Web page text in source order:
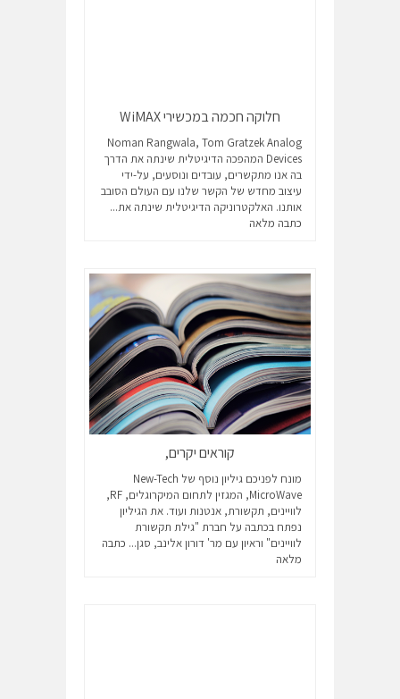
חלוקה חכמה במכשירי WiMAX
Noman Rangwala, Tom Gratzek Analog
Devices המהפכה הדיגיטלית שינתה את הדרך
בה אנו מתקשרים, עובדים ונוסעים, על-ידי
עיצוב מחדש של הקשר שלנו עם העולם הסובב
אותנו. האלקטרוניקה הדיגיטלית שינתה את...
כתבה מלאה
קוראים יקרים,
מונח לפניכם גיליון נוסף של New-Tech
MicroWave, המגזין לתחום המיקרוגלים, RF,
לוויינים, תקשורת, אנטנות ועוד. את הגיליון
נפתח בכתבה על חברת "גילת תקשורת
לוויינים" וראיון עם מר' דורון אלינב, סגן... כתבה
מלאה